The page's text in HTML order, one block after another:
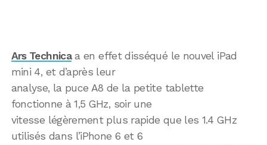
Ars Technicaa en effet disséqué le nouvel iPad
mini 4, et d’après leur
analyse, la puce A8 de la petite tablette
fonctionne à 1,5 GHz, soir une
vitesse légèrement plus rapide que les 1.4 GHz
utilisés dans l’iPhone 6 et 6